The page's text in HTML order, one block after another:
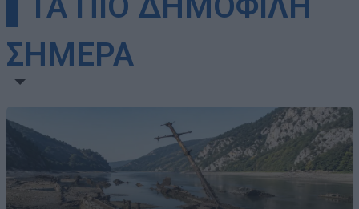
ΣΗΜΕΡΑ